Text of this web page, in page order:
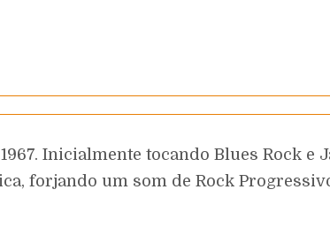
Inicialmente tocando Blues Rock e
forjando um som de Rock